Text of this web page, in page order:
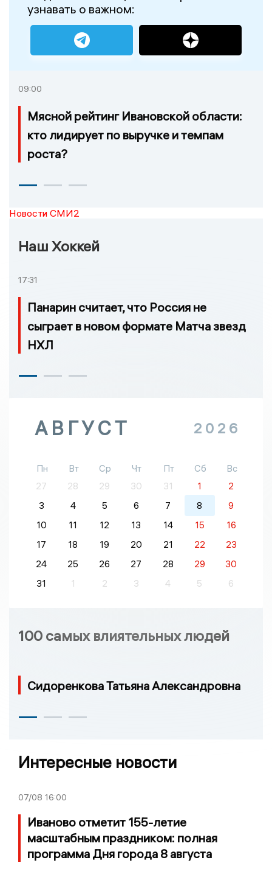
узнавать о важном:
09:00
Мясной рейтинг Ивановской области:
кто лидирует по выручке и темпам
роста?
Новости СМИ2
Наш Хоккей
17:31
Панарин считает, что Россия не
сыграет в новом формате Матча звезд
НХЛ
АВГУСТ 2026
Пн Вт Ср Чт Пт Сб
Вс
27
28 29 30 31 1
2
3
4 5 6 7 8
9
10
11 12 13 14 15
16
17
18 19 20 21 22
23
24
25 26 27 28 29
30
31
1 2 3 4 5 6
100 самых влиятельных людей
Сидоренкова Татьяна Александровна
Интересные новости
07/08 16:00
Иваново отметит 155-летие
масштабным праздником: полная
программа Дня города 8 августа